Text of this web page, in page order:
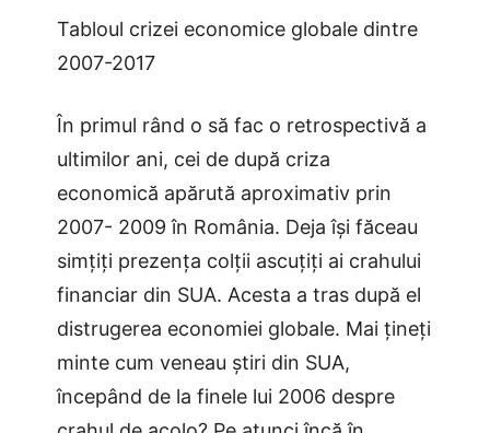
Tabloul crizei economice globale dintre
2007-2017
În primul rând o să fac o retrospectivă a
ultimilor ani, cei de după criza
economică apărută aproximativ prin
2007- 2009 în România. Deja își făceau
simțiți prezența colții ascuțiți ai crahului
financiar din SUA. Acesta a tras după el
distrugerea economiei globale. Mai țineți
minte cum veneau știri din SUA,
începând de la finele lui 2006 despre